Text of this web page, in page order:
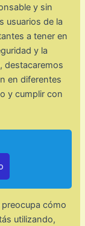
y sin
usuarios de la
a tener en
y la
destacaremos
en diferentes
y cumplir con
cómo
utilizando,